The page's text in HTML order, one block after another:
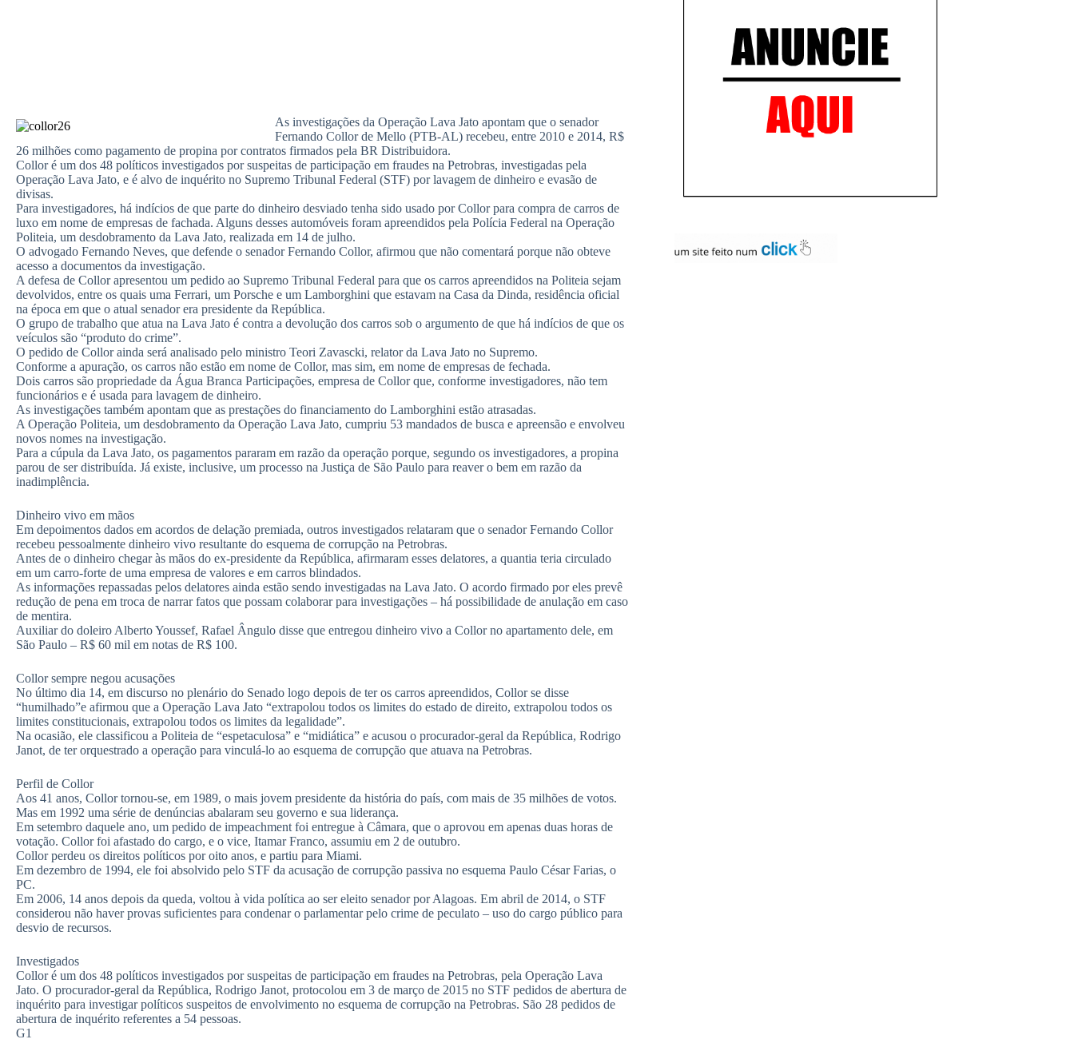
As investigações da Operação Lava Jato apontam que o senador
Fernando Collor de Mello (PTB-AL) recebeu, entre 2010 e 2014, R$
26 milhões como pagamento de propina por contratos firmados pela BR Distribuidora.
Collor é um dos 48 políticos investigados por suspeitas de participação em fraudes na Petrobras, investigadas pela
Operação Lava Jato, e é alvo de inquérito no Supremo Tribunal Federal (STF) por lavagem de dinheiro e evasão de
divisas.
Para investigadores, há indícios de que parte do dinheiro desviado tenha sido usado por Collor para compra de carros de
luxo em nome de empresas de fachada. Alguns desses automóveis foram apreendidos pela Polícia Federal na Operação
Politeia, um desdobramento da Lava Jato, realizada em 14 de julho.
O advogado Fernando Neves, que defende o senador Fernando Collor, afirmou que não comentará porque não obteve
acesso a documentos da investigação.
A defesa de Collor apresentou um pedido ao Supremo Tribunal Federal para que os carros apreendidos na Politeia sejam
devolvidos, entre os quais uma Ferrari, um Porsche e um Lamborghini que estavam na Casa da Dinda, residência oficial
na época em que o atual senador era presidente da República.
O grupo de trabalho que atua na Lava Jato é contra a devolução dos carros sob o argumento de que há indícios de que os
veículos são “produto do crime”.
O pedido de Collor ainda será analisado pelo ministro Teori Zavascki, relator da Lava Jato no Supremo.
Conforme a apuração, os carros não estão em nome de Collor, mas sim, em nome de empresas de fechada.
Dois carros são propriedade da Água Branca Participações, empresa de Collor que, conforme investigadores, não tem
funcionários e é usada para lavagem de dinheiro.
As investigações também apontam que as prestações do financiamento do Lamborghini estão atrasadas.
A Operação Politeia, um desdobramento da Operação Lava Jato, cumpriu 53 mandados de busca e apreensão e envolveu
novos nomes na investigação.
Para a cúpula da Lava Jato, os pagamentos pararam em razão da operação porque, segundo os investigadores, a propina
parou de ser distribuída. Já existe, inclusive, um processo na Justiça de São Paulo para reaver o bem em razão da
inadimplência.
Dinheiro vivo em mãos
Em depoimentos dados em acordos de delação premiada, outros investigados relataram que o senador Fernando Collor
recebeu pessoalmente dinheiro vivo resultante do esquema de corrupção na Petrobras.
Antes de o dinheiro chegar às mãos do ex-presidente da República, afirmaram esses delatores, a quantia teria circulado
em um carro-forte de uma empresa de valores e em carros blindados.
As informações repassadas pelos delatores ainda estão sendo investigadas na Lava Jato. O acordo firmado por eles prevê
redução de pena em troca de narrar fatos que possam colaborar para investigações – há possibilidade de anulação em caso
de mentira.
Auxiliar do doleiro Alberto Youssef, Rafael Ângulo disse que entregou dinheiro vivo a Collor no apartamento dele, em
São Paulo – R$ 60 mil em notas de R$ 100.
Collor sempre negou acusações
No último dia 14, em discurso no plenário do Senado logo depois de ter os carros apreendidos, Collor se disse
“humilhado”e afirmou que a Operação Lava Jato “extrapolou todos os limites do estado de direito, extrapolou todos os
limites constitucionais, extrapolou todos os limites da legalidade”.
Na ocasião, ele classificou a Politeia de “espetaculosa” e “midiática” e acusou o procurador-geral da República, Rodrigo
Janot, de ter orquestrado a operação para vinculá-lo ao esquema de corrupção que atuava na Petrobras.
Perfil de Collor
Aos 41 anos, Collor tornou-se, em 1989, o mais jovem presidente da história do país, com mais de 35 milhões de votos.
Mas em 1992 uma série de denúncias abalaram seu governo e sua liderança.
Em setembro daquele ano, um pedido de impeachment foi entregue à Câmara, que o aprovou em apenas duas horas de
votação. Collor foi afastado do cargo, e o vice, Itamar Franco, assumiu em 2 de outubro.
Collor perdeu os direitos políticos por oito anos, e partiu para Miami.
Em dezembro de 1994, ele foi absolvido pelo STF da acusação de corrupção passiva no esquema Paulo César Farias, o
PC.
Em 2006, 14 anos depois da queda, voltou à vida política ao ser eleito senador por Alagoas. Em abril de 2014, o STF
considerou não haver provas suficientes para condenar o parlamentar pelo crime de peculato – uso do cargo público para
desvio de recursos.
Investigados
Collor é um dos 48 políticos investigados por suspeitas de participação em fraudes na Petrobras, pela Operação Lava
Jato. O procurador-geral da República, Rodrigo Janot, protocolou em 3 de março de 2015 no STF pedidos de abertura de
inquérito para investigar políticos suspeitos de envolvimento no esquema de corrupção na Petrobras. São 28 pedidos de
abertura de inquérito referentes a 54 pessoas.
G1